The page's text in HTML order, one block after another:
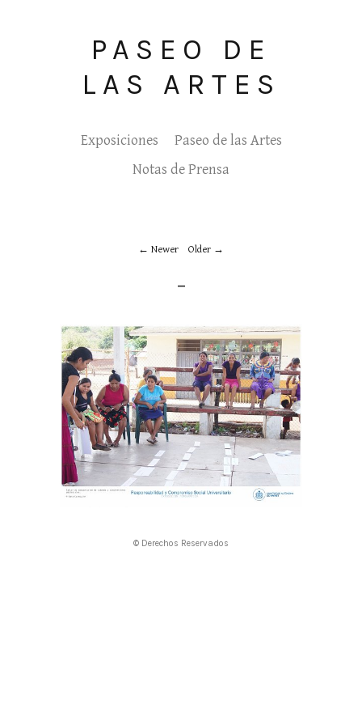
PASEO DE
LAS ARTES
Exposiciones
Paseo de las Artes
Notas de Prensa
Newer Older
_
© Derechos Reservados